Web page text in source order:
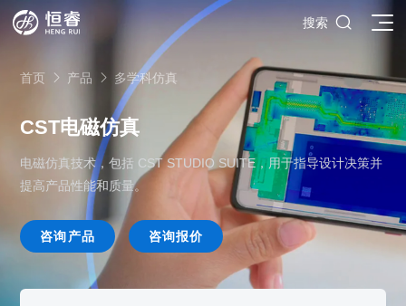
SOLIDWORKS研发设计
SOLIDWORKS 3D CAD
SOLIDWORKS 2D CAD
SOLIDWORKS 3D电气设计
多学科仿真
了解SIMULIA多学科仿真应用
CST电磁仿真
3DEXPERIENCE云平台
什么是3DEXPERIENCE平台？
面向工业
船舶与海洋工程解决方案
面向公司与个人
面向学术界
产品的技术
搜索 
首页  产品  多学科仿真
CST电磁仿真
电磁仿真技术，包括 CST STUDIO SUITE，用于指导设计决策并
提高产品性能和质量。
咨询产品 咨询报价